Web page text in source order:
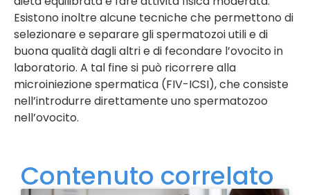
Esistono inoltre alcune tecniche che permettono di
selezionare e separare gli spermatozoi utili e di
buona qualità dagli altri e di fecondare l’ovocito in
laboratorio. A tal fine si può ricorrere alla
microiniezione spermatica (FIV-ICSI), che consiste
nell’introdurre direttamente uno spermatozoo
nell’ovocito.
Contenuto correlato